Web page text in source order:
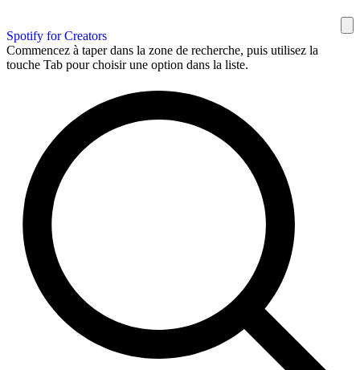
Spotify for Creators
Commencez à taper dans la zone de recherche, puis utilisez la
touche Tab pour choisir une option dans la liste.